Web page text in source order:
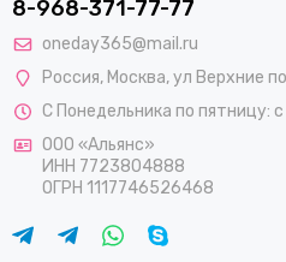
8-968-371-77-77
oneday365@mail.ru
Россия, Москва,ул Верхние
С Понедельника по пятницу: с
ООО «Альянс»
ИНН 7723804888
ОГРН 1117746526468